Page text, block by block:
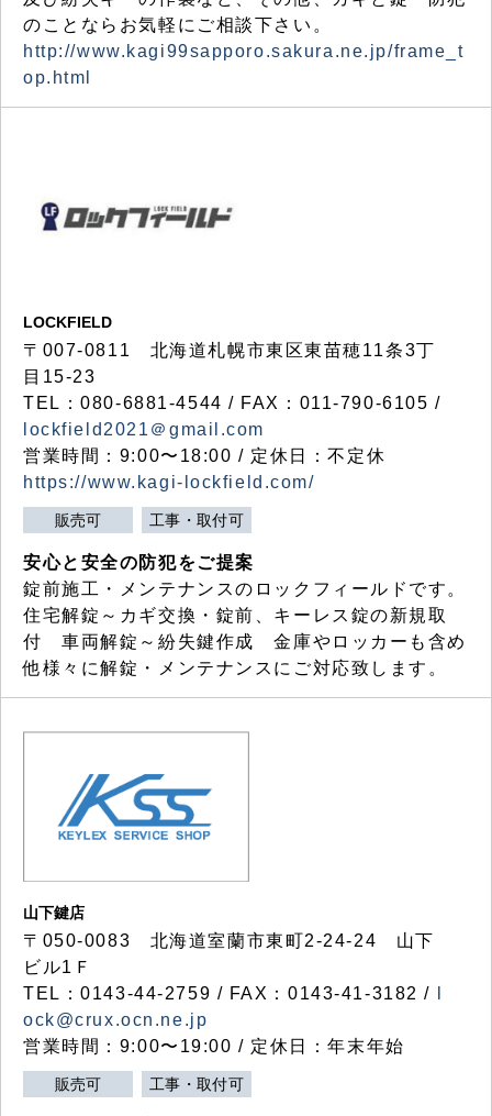
のことならお気軽にご相談下さい。
http://www.kagi99sapporo.sakura.ne.jp/frame_t
op.html
LOCKFIELD
〒007-0811 北海道札幌市東区東苗穂11条3丁
目15-23
TEL：080-6881-4544 / FAX：011-790-6105 /
lockfield2021＠gmail.com
営業時間：9:00〜18:00 / 定休日：不定休
https://www.kagi-lockfield.com/
販売可 工事・取付可
安心と安全の防犯をご提案
錠前施工・メンテナンスのロックフィールドです。
住宅解錠～カギ交換・錠前、キーレス錠の新規取
付 車両解錠～紛失鍵作成 金庫やロッカーも含め
他様々に解錠・メンテナンスにご対応致します。
山下鍵店
〒050-0083 北海道室蘭市東町2-24-24 山下
ビル1Ｆ
TEL：0143-44-2759 / FAX：0143-41-3182 /
ock@crux.ocn.ne.jp
営業時間：9:00〜19:00 / 定休日：年末年始
販売可 工事・取付可